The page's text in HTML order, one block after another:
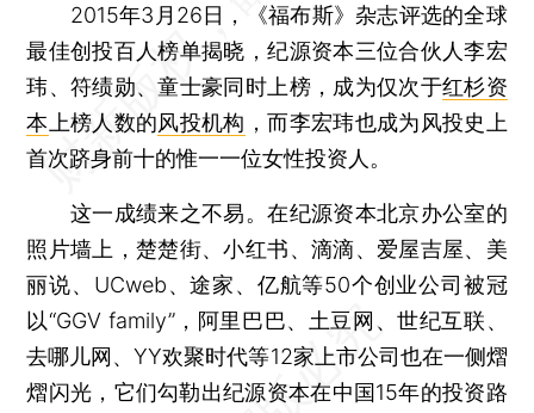
2015年3月26日，《福布斯》杂志评选的全球
最佳创投百人榜单揭晓，纪源资本三位合伙人李宏
玮、符绩勋、童士豪同时上榜，成为仅次于红杉资
本 上榜人数的风投机构 ，而李宏玮也成为风投史上
首次跻身前十的惟一一位女性投资人。
这一成绩来之不易。在纪源资本北京办公室的
照片墙上，楚楚街、小红书、滴滴、爱屋吉屋、美
丽说、UCweb、途家、亿航等50个创业公司被冠
以“GGV family”，阿里巴巴、土豆网、世纪互联、
去哪儿网、YY欢聚时代等12家上市公司也在一侧熠
熠闪光，它们勾勒出纪源资本在中国15年的投资路